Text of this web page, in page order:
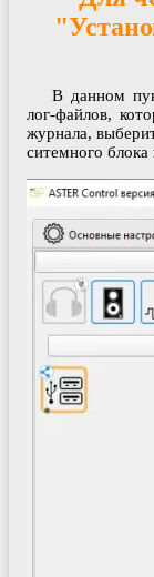
В данном
лог-файлов,
журнала,
ситемного блока